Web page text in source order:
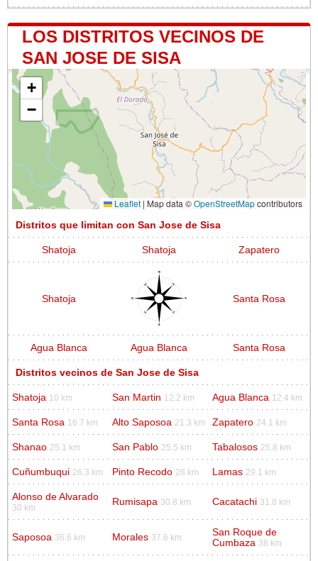
LOS DISTRITOS VECINOS DE
SAN JOSE DE SISA
+
−
Leaflet | Map data ©OpenStreetMapcontributors
Distritos que limitan con San Jose de Sisa
Shatoja Shatoja Zapatero
Shatoja Santa Rosa
Agua Blanca Agua Blanca Santa Rosa
Distritos vecinos de San Jose de Sisa
Shatoja 10 km San Martin 12.2 km Agua Blanca 12.4 km
Santa Rosa 16.7 km Alto Saposoa 21.3 km Zapatero 24.1 km
Shanao 25.1 km San Pablo 25.5 km Tabalosos 25.8 km
Cuñumbuqui 26.3 km Pinto Recodo 28 km Lamas 29.1 km
Alonso de Alvarado
30 km
Rumisapa 30.8 km Cacatachi 31.8 km
Saposoa 36.6 km Morales 37.6 km
San Roque de
Cumbaza 38 km